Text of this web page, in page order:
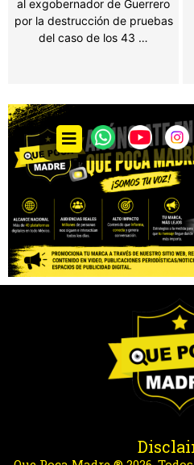
Estado de México. La
Gobernadora del Estado de
México, …